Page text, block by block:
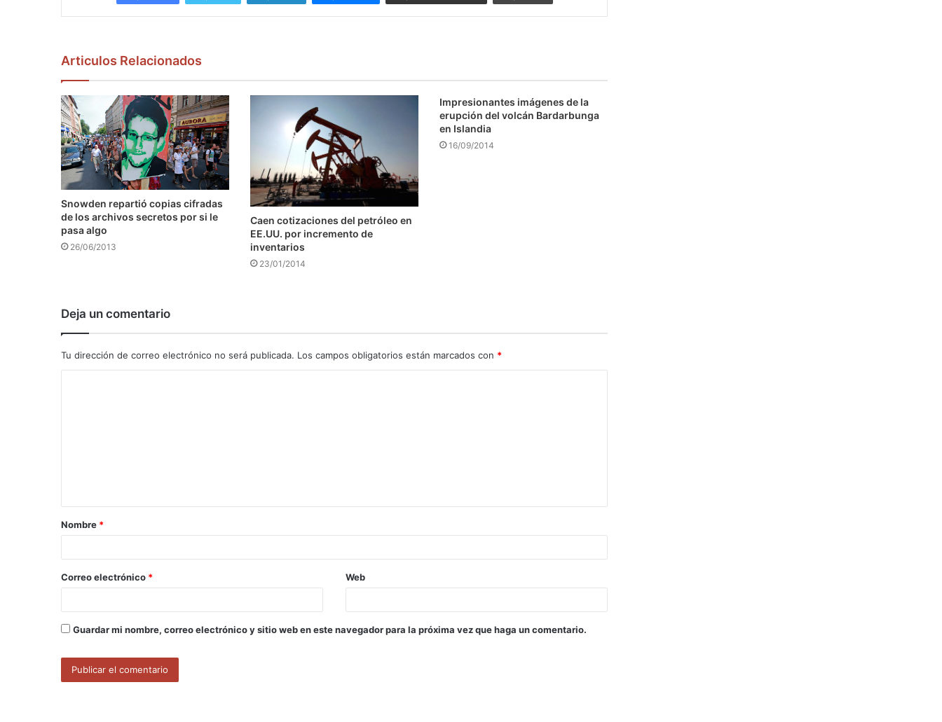
Articulos Relacionados
Snowden repartió copias cifradas
de los archivos secretos por si le
pasa algo
26/06/2013
Caen cotizaciones del petróleo en
EE.UU. por incremento de
inventarios
23/01/2014
Impresionantes imágenes de la
erupción del volcán Bardarbunga
en Islandia
16/09/2014
Deja un comentario
Tu dirección de correo electrónico no será publicada. Los campos obligatorios están marcados con *
a
r
*
Nombre *
Correo electrónico * Web
Guardar mi nombre, correo electrónico y sitio web en este navegador para la próxima vez que haga un comentario.